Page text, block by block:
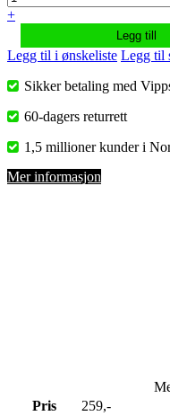
+
Legg till
Legg til i ønskeliste Legg til
Sikker betaling med
60-dagers returrett
1,5 millioner kunder i
Mer informasjon
Pris
259,-